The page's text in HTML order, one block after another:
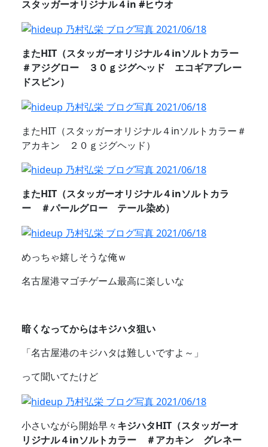
スタッガーオリジナル４in #ヒウオ
またHIT（スタッガーオリジナル４inソルトカラー
＃アジグロー ３０ｇジグヘッド エコギアブレー
ドスピン）
またHIT（スタッガーオリジナル４inソルトカラー＃
アカキン ２０ｇジグヘッド）
またHIT（スタッガーオリジナル４inソルトカラ
ー ＃パールグロー テール染め）
めっちゃ嬉しそうな俺ｗ
名古屋港マゴチゲーム最高に楽しいな
暗くなってからはキジハタ狙い
「名古屋港のキジハタは難しいですよ～」
って聞いてたけど
小さいながら開始早々キジハタHIT（スタッガーオ
リジナル４inソルトカラー ＃アカキン グレネー